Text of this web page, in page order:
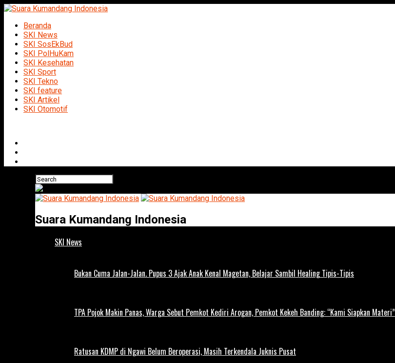
Beranda
SKI News
SKI SosEkBud
SKI PolHuKam
SKI Kesehatan
SKI Sport
SKI Tekno
SKI feature
SKI Artikel
SKI Otomotif
Suara Kumandang Indonesia
SKI News
Bukan Cuma Jalan-Jalan. Pupus 3 Ajak Anak Kenal Magetan, Belajar Sambil Healing Tipis-Tipis
TPA Pojok Makin Panas, Warga Sebut Pemkot Kediri Arogan, Pemkot Kekeh Banding: “Kami Siapkan Materi”
Ratusan KDMP di Ngawi Belum Beroperasi, Masih Terkendala Juknis Pusat